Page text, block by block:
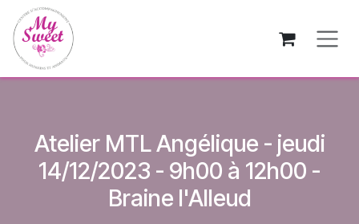
Se rendre au contenu
Atelier MTL Angélique - jeudi
14/12/2023 - 9h00 à 12h00 -
Braine l'Alleud